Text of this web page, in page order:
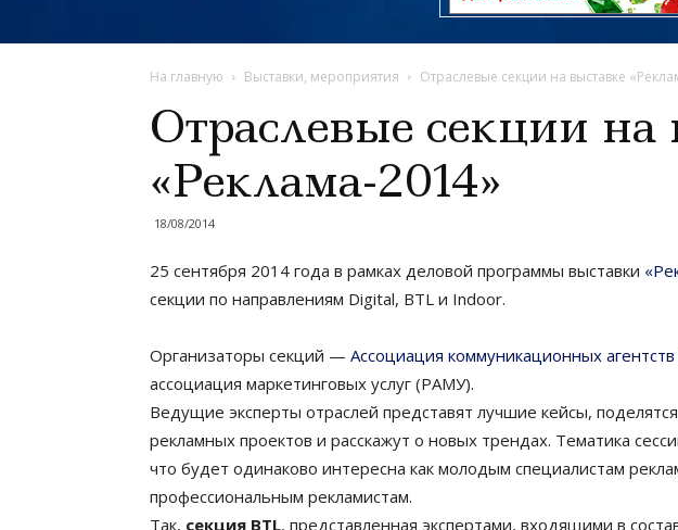
На главную Выставки, мероприятия Отраслевые секции на выставке
Отраслевые секции на
«Реклама-2014»
18/08/2014
25 сентября 2014 года в рамках деловой программы выставки
секции по направлениям Digital, BTL и Indoor.
Организаторы секций — Ассоциация коммуникационных
ассоциация маркетинговых услуг (РАМУ).
Ведущие эксперты отраслей представят лучшие кейсы,
рекламных проектов и расскажут о новых трендах. Тематика
что будет одинаково интересна как молодым специалистам
профессиональным рекламистам.
Так, секция BTL, представленная экспертами, входящими в